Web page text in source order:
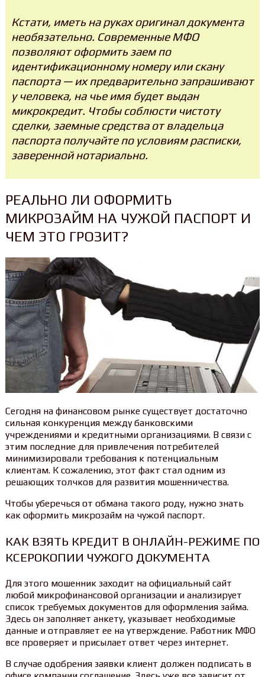
Кстати, иметь на руках оригинал документа
необязательно. Современные МФО
позволяют оформить заем по
идентификационному номеру или скану
паспорта — их предварительно запрашивают
у человека, на чье имя будет выдан
микрокредит. Чтобы соблюсти чистоту
сделки, заемные средства от владельца
паспорта получайте по условиям расписки,
заверенной нотариально.
РЕАЛЬНО ЛИ ОФОРМИТЬ
МИКРОЗАЙМ НА ЧУЖОЙ ПАСПОРТ И
ЧЕМ ЭТО ГРОЗИТ?
Сегодня на финансовом рынке существует достаточно
сильная конкуренция между банковскими
учреждениями и кредитными организациями. В связи с
этим последние для привлечения потребителей
минимизировали требования к потенциальным
клиентам. К сожалению, этот факт стал одним из
решающих толчков для развития мошенничества.
Чтобы уберечься от обмана такого роду, нужно знать
как оформить микрозайм на чужой паспорт.
КАК ВЗЯТЬ КРЕДИТ В ОНЛАЙН-РЕЖИМЕ ПО
КСЕРОКОПИИ ЧУЖОГО ДОКУМЕНТА
Для этого мошенник заходит на официальный сайт
любой микрофинансовой организации и анализирует
список требуемых документов для оформления займа.
Здесь он заполняет анкету, указывает необходимые
данные и отправляет ее на утверждение. Работник МФО
все проверяет и присылает ответ через интернет.
В случае одобрения заявки клиент должен подписать в